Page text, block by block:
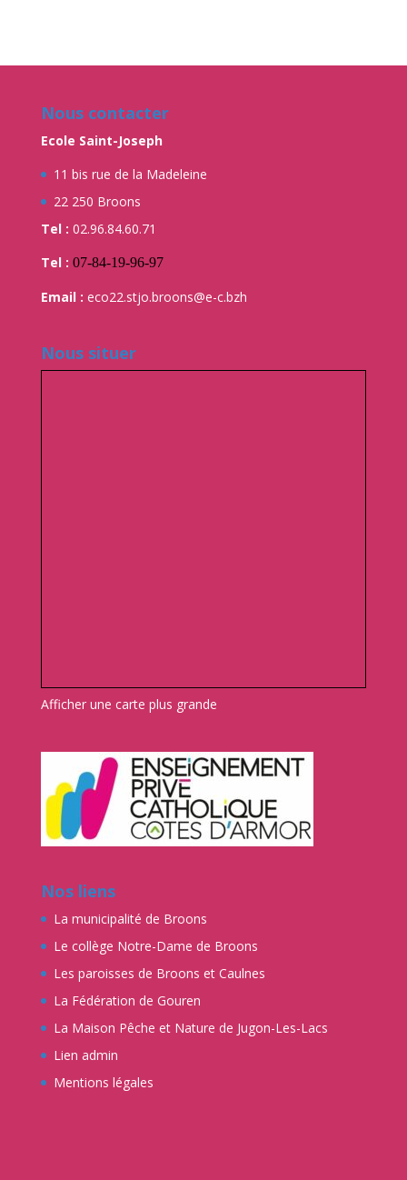
Nous contacter
Ecole Saint-Joseph
11 bis rue de la Madeleine
22 250 Broons
Tel : 02.96.84.60.71
Tel : 07-84-19-96-97
Email : eco22.stjo.broons@e-c.bzh
Nous situer
Afficher une carte plus grande
Nos liens
La municipalité de Broons
Le collège Notre-Dame de Broons
Les paroisses de Broons et Caulnes
La Fédération de Gouren
La Maison Pêche et Nature de Jugon-Les-Lacs
Lien admin
Mentions légales